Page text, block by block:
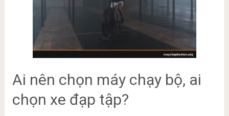
Ai nên chọn máy chạy bộ, ai
chọn xe đạp tập?